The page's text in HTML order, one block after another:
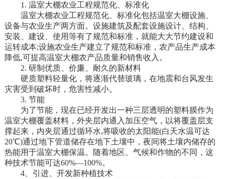
1. 温室大棚农业工程规范化、标准化
温室大棚农业工程规范化、标准化包括温室大棚设施、
设备与农业生产两方面。设施建筑及配套设施设计、结构、
安装、建设、使用等有了规范和标准，就能大大节约建设和
运转成本;设施农业生产建立了规范和标准，农产品生产成本
降低,可提高温室大棚农产品质量和销售收入。
2. 研制优质、价廉、耐久的新材料
硬质塑料轻量化，将逐渐代替玻璃，在地震和台风发生
灾害受到破坏时，危害性减小。
3. 节能
为了节能，现在已经开发出一种三层透明的塑料膜作为
温室大棚覆盖材料，外夹层内通入加压空气，以将覆盖层支
撑起来，内夹层通过循环水,将吸收的太阳能(白天水温可达
20℃)通过地下管道储存在地下土壤中，夜间将土壤内储存的
热能用于温室大棚保温。随着地区、气候和作物的不同，这
种技术节能可达60%—100%。
4、引进、开发新种植技术